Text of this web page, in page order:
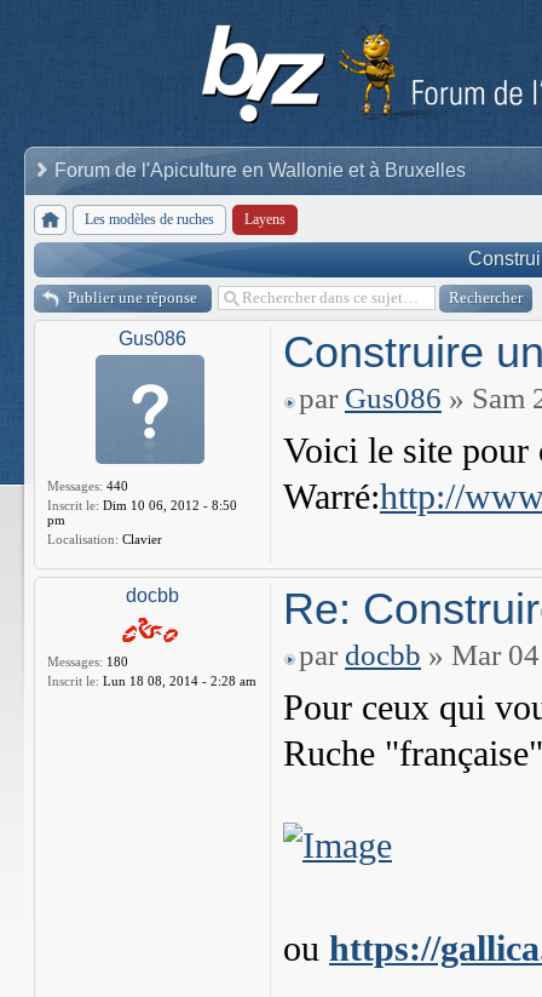
Forum de l'Apiculture en Wallonie et à Bruxelles
Les modèles de ruches Layens
Publier une réponse
Gus086
Messages: 440
Inscrit le: Dim 10 06, 2012 - 8:50
pm
Localisation: Clavier
Construire
par Gus086 » Sam
Voici le site pour
Warré:http://
docbb
Messages: 180
Inscrit le: Lun 18 08, 2014 - 2:28 am
Re:
par docbb » Mar
Pour ceux qui
Ruche
ou https://